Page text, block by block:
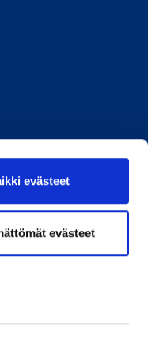
evästeet
evästeet